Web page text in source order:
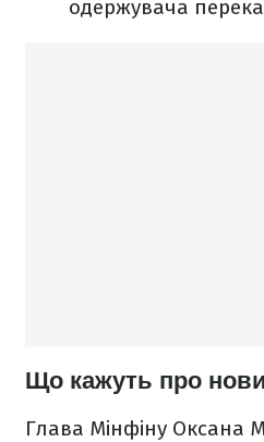
одержувача
Що кажуть про
Глава Мінфіну Оксана